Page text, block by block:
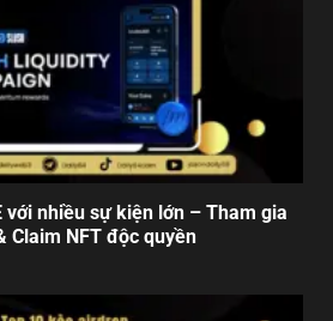
với nhiều sự kiện lớn – Tham gia
Claim NFT độc quyền